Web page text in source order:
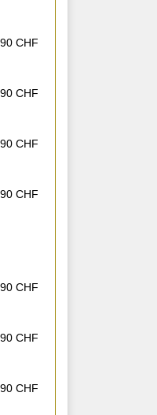
CHF
CHF
CHF
CHF
CHF
CHF
CHF